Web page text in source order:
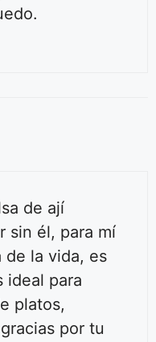
de ají
sin él, para mí
de la vida, es
ideal para
platos,
por tu